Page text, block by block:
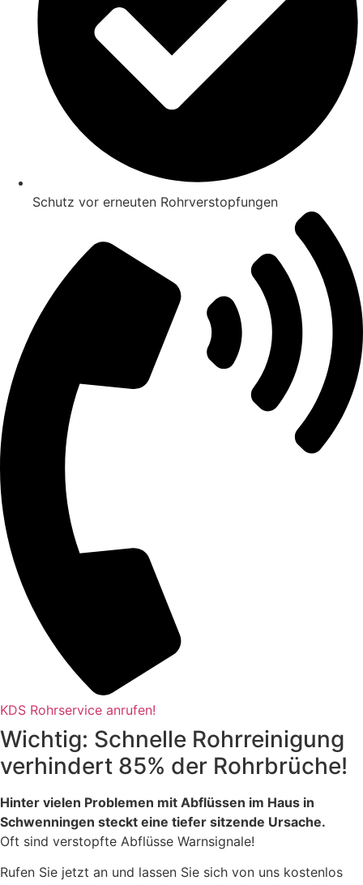
Schutz vor erneuten Rohrverstopfungen
KDS Rohrservice anrufen!
Wichtig: Schnelle Rohrreinigung
verhindert 85% der Rohrbrüche!
Hinter vielen Problemen mit Abflüssen im Haus in
Schwenningen steckt eine tiefer sitzende Ursache.
Oft sind verstopfte Abflüsse Warnsignale!
Rufen Sie jetzt an und lassen Sie sich von uns kostenlos